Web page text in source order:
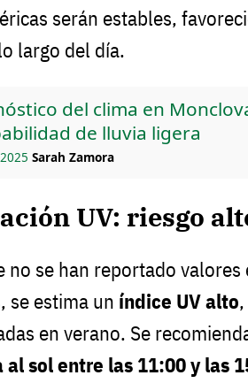
serán estables,
largo del día.
del clima en
de lluvia ligera
Sarah Zamora
UV: riesgo
no se han reportado valores
se estima un índice UV alto
en verano. Se
sol entre las 11:00 y las